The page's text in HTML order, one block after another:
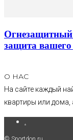
Огнезащитный
защита
О НАС
На сайте каждый
квартиры или дома,
.